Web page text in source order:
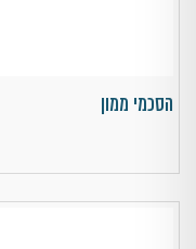
הסכמי ממון